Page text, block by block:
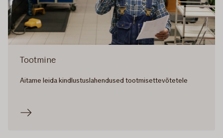
Tootmine
Aitame leida kindlustuslahendused tootmisettevõtetele